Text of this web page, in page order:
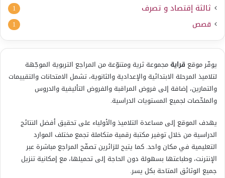
ثالثة إقتصاد و تصرف 1
قصص 1
يوفّر موقع قرايةمجموعة ثرية ومتنوّعة من المراجع التربوية الموجّهة
لتلاميذ المرحلة الابتدائية والإعدادية والثانوية، تشمل الامتحانات والتقييمات
والتمارين، إضافة إلى فروض المراقبة والفروض التأليفية والدروس
والملخّصات لجميع المستويات الدراسية.
يهدف الموقع إلى مساعدة التلاميذ والأولياء على تحقيق أفضل النتائج
الدراسية من خلال توفير مكتبة رقمية متكاملة تجمع مختلف الموارد
التعليمية في مكان واحد. كما يتيح للزائرين تصفّح المراجع مباشرة عبر
الإنترنت، وطباعتها بسهولة دون الحاجة إلى تحميلها، مع إمكانية تنزيل
جميع الوثائق المتاحة بكل يسر.